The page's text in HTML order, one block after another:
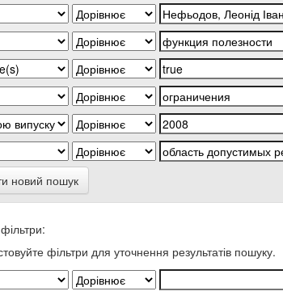
новий пошук
фільтри для уточнення результатів пошуку.